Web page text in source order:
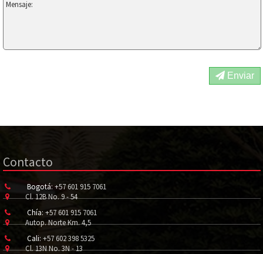
Enviar
Contacto
Bogotá: +57 601 915 7061
Cl. 12B No. 9 - 54
Chía: +57 601 915 7061
Autop. Norte Km. 4,5
Cali: +57 602 398 5325
Cl. 13N No. 3N - 13